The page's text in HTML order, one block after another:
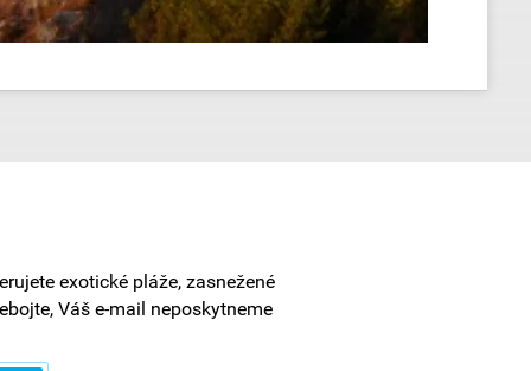
exotické pláže, zasnežené
Váš e-mail neposkytneme